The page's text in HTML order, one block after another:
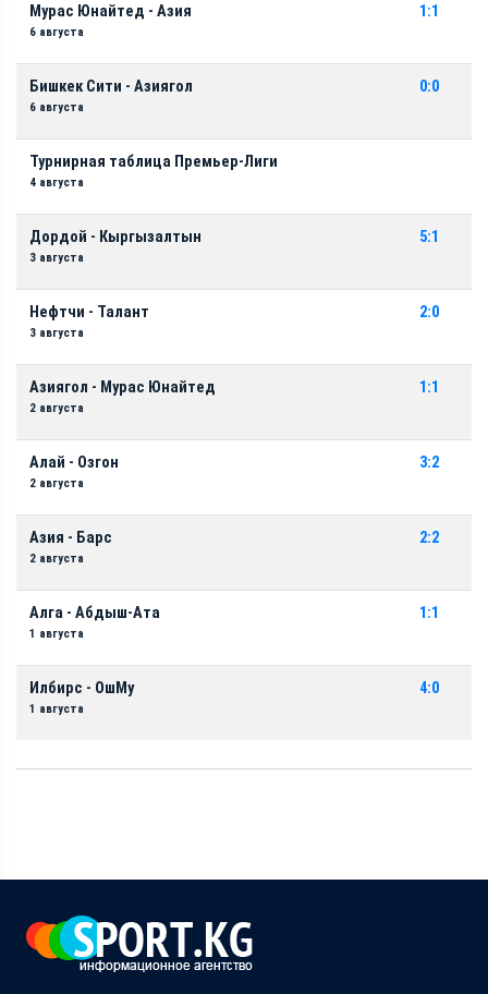
Мурас Юнайтед - Азия
6 августа
1:1
Бишкек Сити - Азиягол
6 августа
0:0
Турнирная таблица Премьер-Лиги
4 августа
Дордой - Кыргызалтын
3 августа
5:1
Нефтчи - Талант
3 августа
2:0
Азиягол - Мурас Юнайтед
2 августа
1:1
Алай - Озгон
2 августа
3:2
Азия - Барс
2 августа
2:2
Алга - Абдыш-Ата
1 августа
1:1
Илбирс - ОшМу
1 августа
4:0